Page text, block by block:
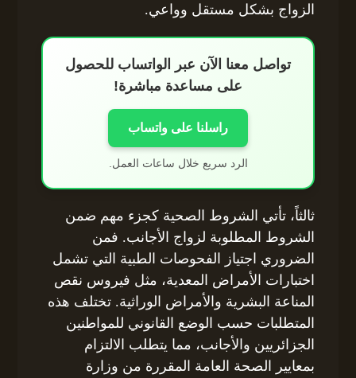
الزواج بشكل مستقل وواعي.
تواصل معنا الآن عبر الواتساب للحصول
على مساعدة مباشرة!
راسلنا على واتساب
الرد سريع خلال ساعات العمل.
ثالثاً، تأتي الشروط الصحية كجزء مهم ضمن
الشروط المطلوبة لزواج الأجانب. فمن
الضروري اجتياز الفحوصات الطبية التي تشمل
اختبارات الأمراض المعدية، مثل فيروس نقص
المناعة البشرية والأمراض الوراثية. تختلف هذه
المتطلبات حسب الوضع القانوني للمواطنين
الجزائريين والأجانب، مما يتطلب الالتزام
بمعايير الصحة العامة المقررة من وزارة